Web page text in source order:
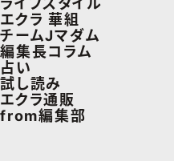
8月の毎日コーデ
50代なに着てる？
ファッション特集
エイジングケア
メイク
50代ベストコスメ
ヘルスケアTOPICS
更年期
ストレッチ・エクササイズ
ダイエット
車・家電
ゴルフ
住まい
旅行＆グルメ
エクラ 華組
エクラ 華組メンバー一覧
エクラ 華組ランキング
チームJマダム
ファッション
ビューティ
旅行
編集長コラム
あら、素敵☆ 手帖
占い
イヴルルド遙華の12星座占い
スペシャル占い
試し読み
エクラ通販
from編集部